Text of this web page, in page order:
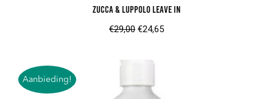
Zucca & Luppolo Leave In
€29,00 Oorspronkelijke
was:
€24,65Huidige
Aanbieding!